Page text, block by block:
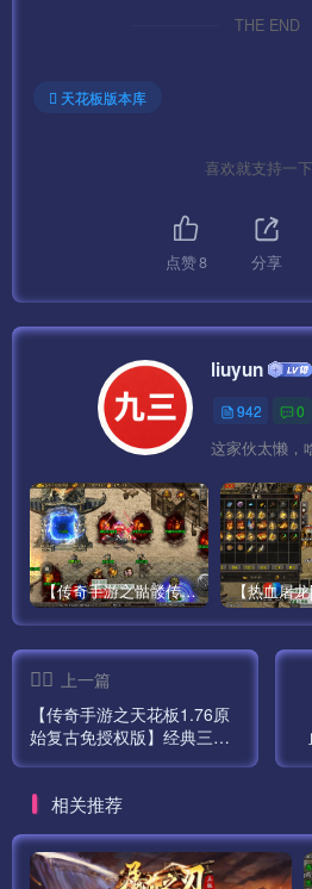
打开网站：http://IP:99/
对应填写：
createSafeCode：123456
key：SUDK-888888
clientIP：你服务器的IP
———————
http://IP:99/gmht/gm.php
无限充值后台
http://IP:99/pay.php
THE END
天花板版本库
喜欢就支持一
点赞8 分享
liuyun
942 0
这家伙太懒，
【传奇手游之骷髅传说第二季十大陆[白猪3]免授权版】经典单职业复古特色战神引擎传奇手游最新打包Win服务端源码视频架设教程-怀旧复古-经典耐玩–新版GM多功能网页授权物品后台-GM直冲网页后台-安卓苹果IOS双端版本！
上一篇
【传奇手游之天花板1.76原
始复古免授权版】经典三职
架设教程-新版多功能GM授
卓苹果IOS双端版本！
相关推荐